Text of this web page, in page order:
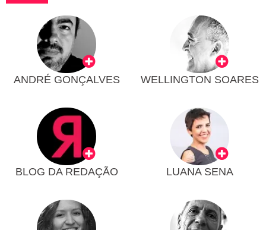
ANDRÉ GONÇALVES WELLINGTON SOARES
BLOG DA REDAÇÃO LUANA SENA